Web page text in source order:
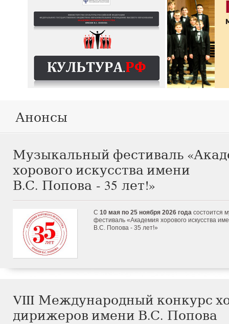
Анонсы
Музыкальный фестиваль
хорового искусства имени
В.С. Попова ‑ 35 лет!»
С 10 мая по 25 ноября 2026 года состоится
фестиваль «Академия хорового искусства
В.С. Попова - 35 лет!»
VIII Международный конкурс
дирижеров имени В.С. Попова